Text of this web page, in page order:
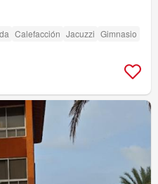
Calefacción Jacuzzi Gimnasio